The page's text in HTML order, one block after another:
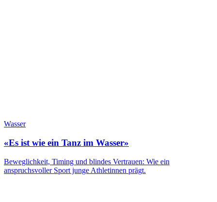
Wasser
«Es ist wie ein Tanz im Wasser»
Beweglichkeit, Timing und blindes Vertrauen: Wie ein
anspruchsvoller Sport junge Athletinnen prägt.